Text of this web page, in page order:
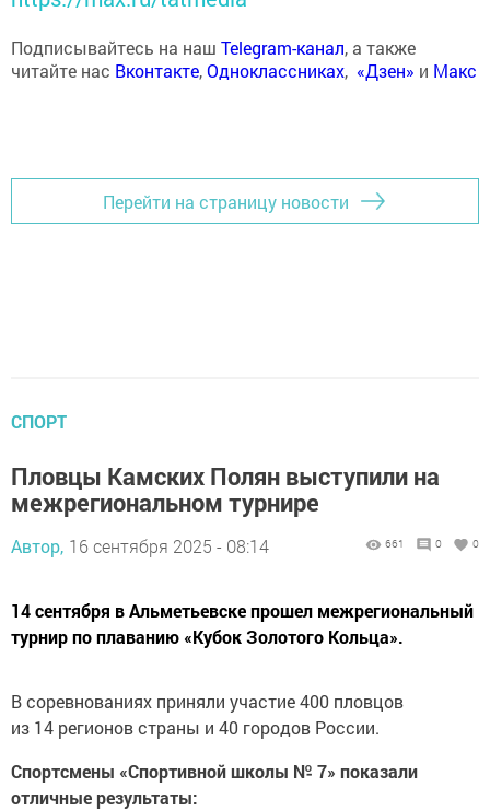
Подписывайтесь на наш Telegram-канал, а также
читайте нас Вконтакте,Одноклассниках, «Дзен» и Макс
Перейти на страницу новости
СПОРТ
Пловцы Камских Полян выступили на
межрегиональном турнире
Автор, 16 сентября 2025 - 08:14 661 0 0
14 сентября в Альметьевске прошел межрегиональный
турнир по плаванию «Кубок Золотого Кольца».
В соревнованиях приняли участие 400 пловцов
из 14 регионов страны и 40 городов России.
Спортсмены «Спортивной школы № 7» показали
отличные результаты: